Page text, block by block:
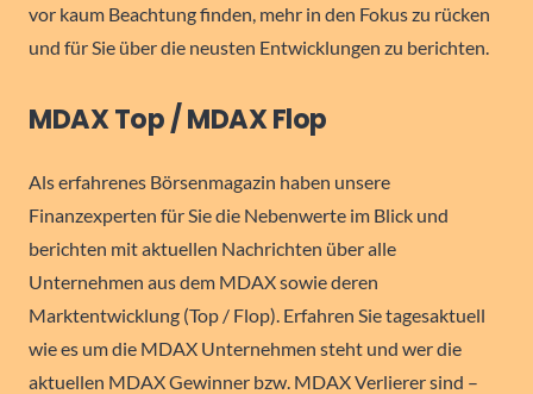
vor kaum Beachtung finden, mehr in den Fokus zu rücken
und für Sie über die neusten Entwicklungen zu berichten.
MDAX Top / MDAX Flop
Als erfahrenes Börsenmagazin haben unsere
Finanzexperten für Sie die Nebenwerte im Blick und
berichten mit aktuellen Nachrichten über alle
Unternehmen aus dem MDAX sowie deren
Marktentwicklung (Top / Flop). Erfahren Sie tagesaktuell
wie es um die MDAX Unternehmen steht und wer die
aktuellen MDAX Gewinner bzw. MDAX Verlierer sind –